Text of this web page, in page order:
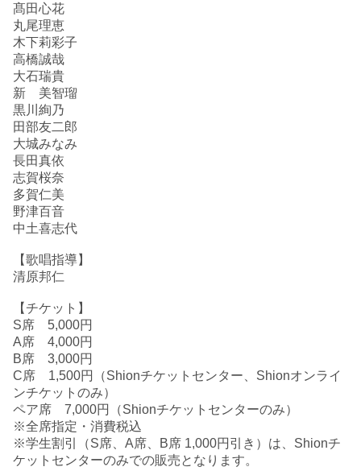
髙田心花
丸尾理恵
木下莉彩子
高橋誠哉
大石瑞貴
新 美智瑠
黒川絢乃
田部友二郎
大城みなみ
長田真依
志賀桜奈
多賀仁美
野津百音
中土喜志代
【歌唱指導】
清原邦仁
【チケット】
S席 5,000円
A席 4,000円
B席 3,000円
C席 1,500円（Shionチケットセンター、Shionオンライ
ンチケットのみ）
ペア席 7,000円（Shionチケットセンターのみ）
※全席指定・消費税込
※学生割引（S席、A席、B席 1,000円引き）は、Shionチ
ケットセンターのみでの販売となります。